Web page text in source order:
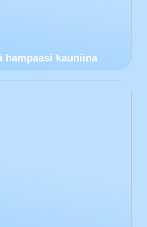
hampaasi kauniina